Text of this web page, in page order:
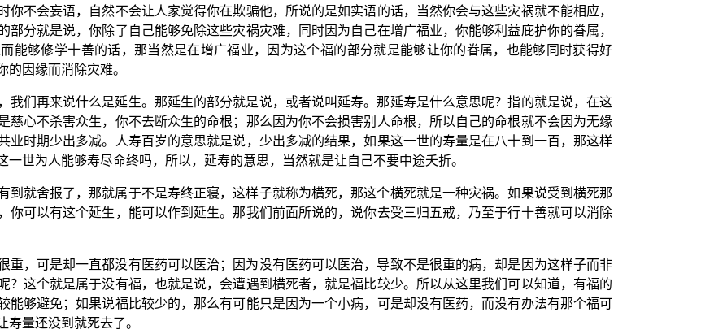
你不会妄语，自然不会让人家觉得你在欺骗他，所说的是如实语的话，当然你会与这些灾祸就不能相应，
部分就是说，你除了自己能够免除这些灾祸灾难，同时因为自己在增广福业，你能够利益庇护你的眷属，
能够修学十善的话，那当然是在增广福业，因为这个福的部分就是能够让你的眷属，也能够同时获得好
因缘而消除灾难。
我们再来说什么是延生。那延生的部分就是说，或者说叫延寿。那延寿是什么意思呢？指的就是说，在这
慈心不杀害众生，你不去断众生的命根；那么因为你不会损害别人命根，所以自己的命根就不会因为无缘
业时期少出多减。人寿百岁的意思就是说，少出多减的结果，如果这一世的寿量是在八十到一百，那这样
世为人能够寿尽命终吗，所以，延寿的意思，当然就是让自己不要中途夭折。
到就舍报了，那就属于不是寿终正寝，这样子就称为横死，那这个横死就是一种灾祸。如果说受到横死那
你可以有这个延生，能可以作到延生。那我们前面所说的，说你去受三归五戒，乃至于行十善就可以消除
重，可是却一直都没有医药可以医治；因为没有医药可以医治，导致不是很重的病，却是因为这样子而非
？这个就是属于没有福，也就是说，会遭遇到横死者，就是福比较少。所以从这里我们可以知道，有福的
能够避免；如果说福比较少的，那么有可能只是因为一个小病，可是却没有医药，而没有办法有那个福可
量还没到就死去了。